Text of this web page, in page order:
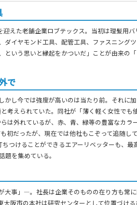
えた老舗企業ロブテックス。当初は理髪用
ダイヤモンド工具、配管工具、ファスニング
という思いと縁起をかついだ」ことが由来の
で
かし今では強度が高いのは当たり前。それに
考えられていた。同社が「薄く軽く女性で
は外れているが、赤、青、緑等の豊富なカ
初だったが、現在では他社もこぞって追随し
つけることができるエアーリベッターも、
題を集めている。
大事」―。社長は企業そのものの在り方も常
大阪市の本社は研究センターとして位置づけ